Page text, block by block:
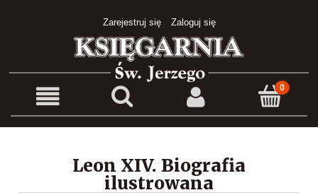
Zarejestruj się Zaloguj się
Leon XIV. Biografia
ilustrowana